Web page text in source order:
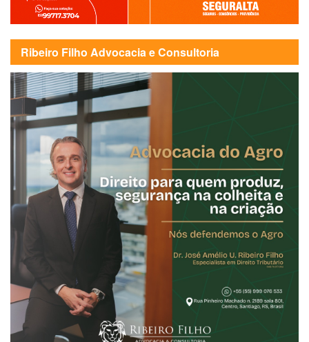
Ribeiro Filho Advocacia e Consultoria